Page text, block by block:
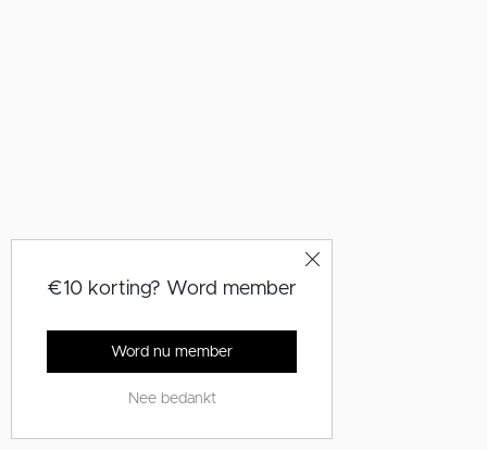
€10 korting? Word member
Word nu member
Nee bedankt